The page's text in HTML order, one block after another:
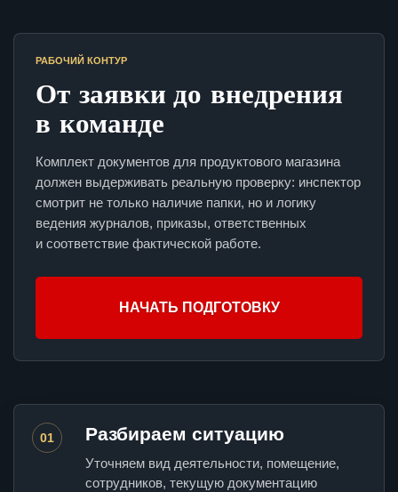
РАБОЧИЙ КОНТУР
От заявки до внедрения
в команде
Комплект документов для продуктового магазина
должен выдерживать реальную проверку: инспектор
смотрит не только наличие папки, но и логику
ведения журналов, приказы, ответственных
и соответствие фактической работе.
НАЧАТЬ ПОДГОТОВКУ
01 Разбираем ситуацию
Уточняем вид деятельности, помещение,
сотрудников, текущую документацию